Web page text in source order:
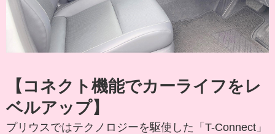
【コネクト機能でカーライフをレ
ベルアップ】
プリウスではテクノロジーを駆使した「T-Connect」